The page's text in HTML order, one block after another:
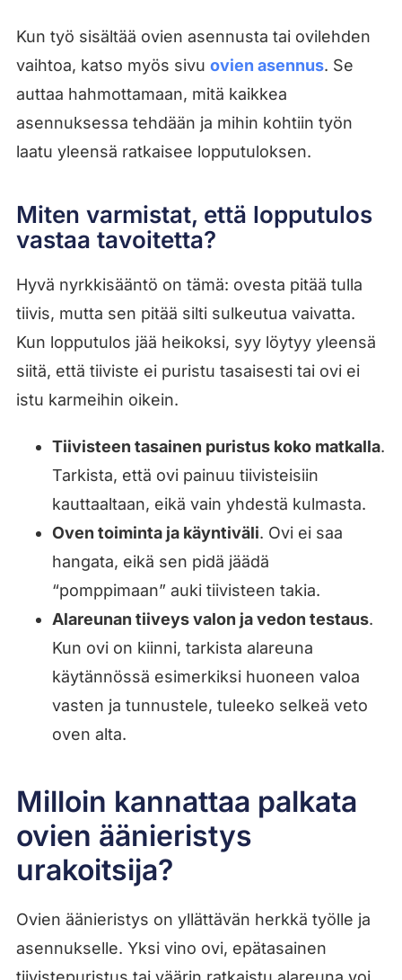
Kun työ sisältää ovien asennusta tai ovilehden
vaihtoa, katso myös sivu ovien asennus. Se
auttaa hahmottamaan, mitä kaikkea
asennuksessa tehdään ja mihin kohtiin työn
laatu yleensä ratkaisee lopputuloksen.
Miten varmistat, että lopputulos
vastaa tavoitetta?
Hyvä nyrkkisääntö on tämä: ovesta pitää tulla
tiivis, mutta sen pitää silti sulkeutua vaivatta.
Kun lopputulos jää heikoksi, syy löytyy yleensä
siitä, että tiiviste ei puristu tasaisesti tai ovi ei
istu karmeihin oikein.
Tiivisteen tasainen puristus koko matkalla.
Tarkista, että ovi painuu tiivisteisiin
kauttaaltaan, eikä vain yhdestä kulmasta.
Oven toiminta ja käyntiväli. Ovi ei saa
hangata, eikä sen pidä jäädä
“pomppimaan” auki tiivisteen takia.
Alareunan tiiveys valon ja vedon testaus.
Kun ovi on kiinni, tarkista alareuna
käytännössä esimerkiksi huoneen valoa
vasten ja tunnustele, tuleeko selkeä veto
oven alta.
Milloin kannattaa palkata
ovien äänieristys
urakoitsija?
Ovien äänieristys on yllättävän herkkä työlle ja
asennukselle. Yksi vino ovi, epätasainen